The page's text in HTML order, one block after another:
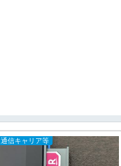
通信キャリア等